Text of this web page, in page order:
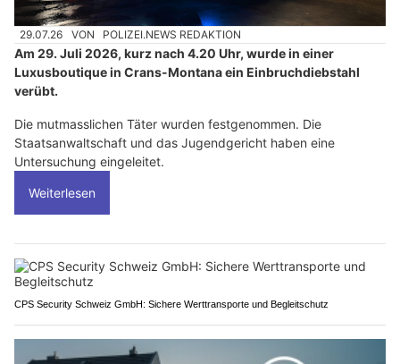
29.07.26 VON POLIZEI.NEWS REDAKTION
Am 29. Juli 2026, kurz nach 4.20 Uhr, wurde in einer
Luxusboutique in Crans-Montana ein Einbruchdiebstahl
verübt.
Die mutmasslichen Täter wurden festgenommen. Die
Staatsanwaltschaft und das Jugendgericht haben eine
Untersuchung eingeleitet.
Weiterlesen
CPS Security Schweiz GmbH: Sichere Werttransporte und Begleitschutz